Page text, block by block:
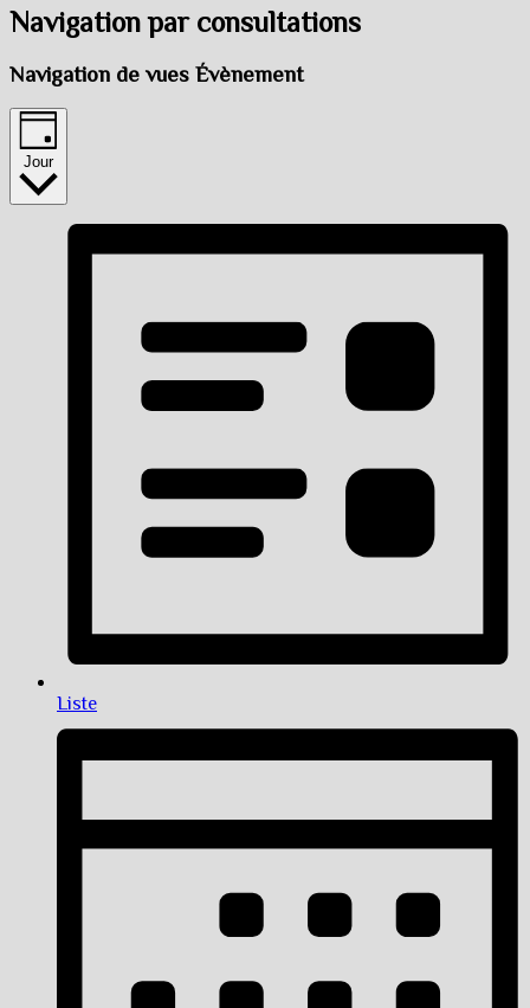
Navigation par consultations
Navigation de vues Évènement
Jour
Liste